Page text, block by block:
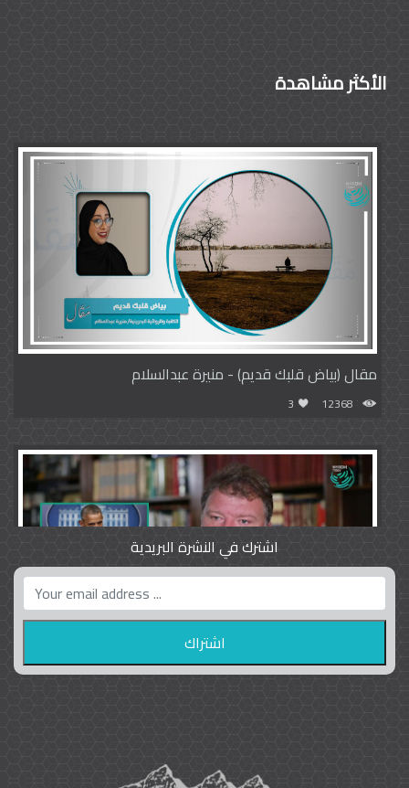
الأكثر مشاهدة
مقال (بياض قلبك قديم) - منيرة عبدالسلام
12368
3
واشنطن بوست واللوبي المزدوج
9793
اشترك في النشرة البريدية